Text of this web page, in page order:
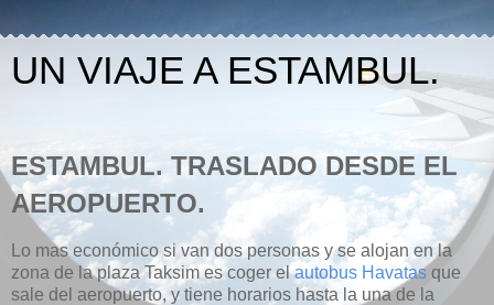
UN VIAJE A ESTAMBUL.
ESTAMBUL. TRASLADO DESDE EL
AEROPUERTO.
Lo mas económico si van dos personas y se alojan en la
zona de la plaza Taksim es coger elautobus Havatasque
sale del aeropuerto, y tiene horarios hasta la una de la